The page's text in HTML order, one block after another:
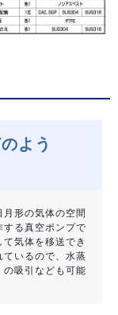
よう
形の気体の空間
る真空ポンプで
気体を移送でき
いるので、水蒸
吸引なども可能